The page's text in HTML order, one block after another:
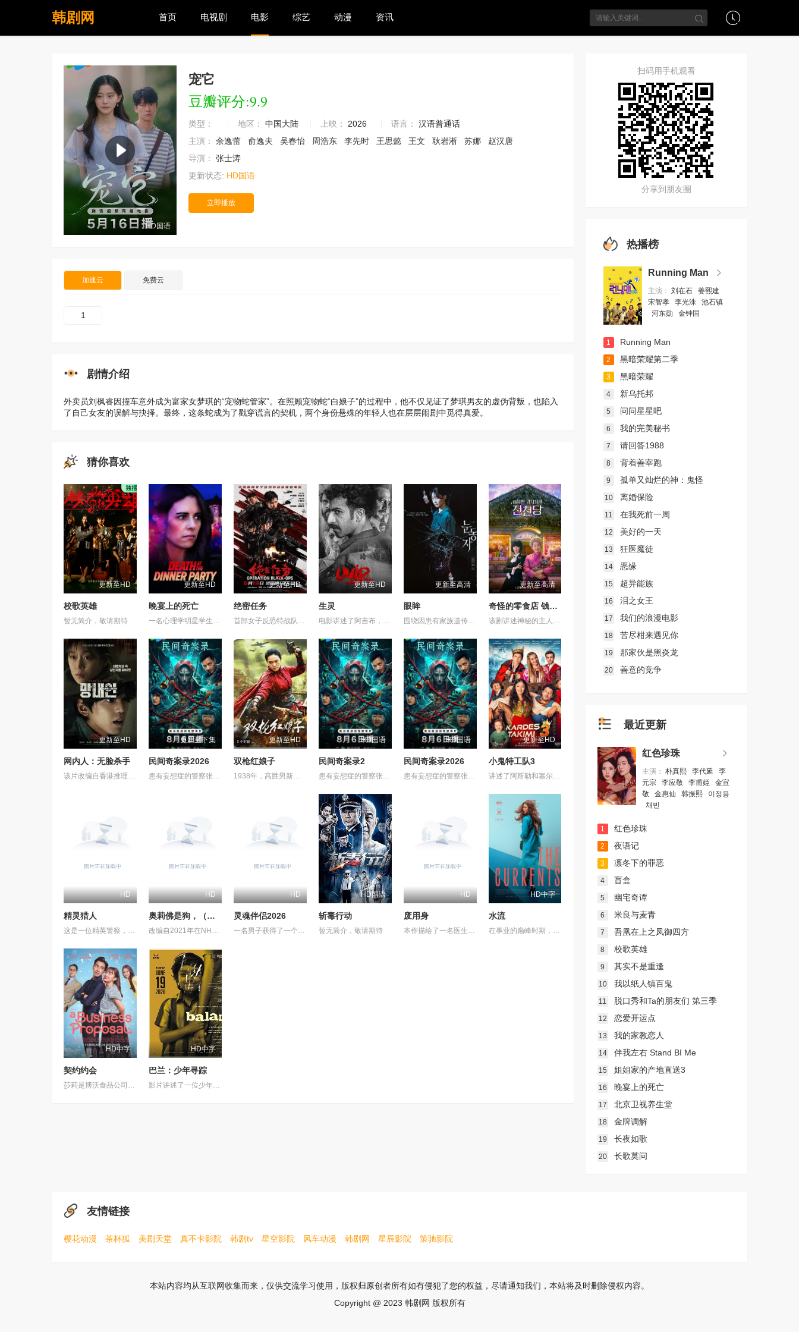
韩剧网 首页 电视剧 电影 综艺 动漫 资讯
HD国语
宠它
豆瓣评分:9.9
类型： 地区： 中国大陆 上映： 2026 语言：
汉语普通话
主演：
余逸蕾 俞逸夫 吴春怡 周浩东 李先时 王思懿 王文 耿岩淅 苏娜
赵汉唐
导演：
张士涛
更新状态: HD国语
立即播放
加速云 免费云
1
剧情介绍
外卖员刘枫睿因撞车意外成为富家女梦琪的“宠物蛇管家”。在照顾宠物蛇“白娘子”的过程中，他不仅见证了梦琪男友的虚伪背叛，也陷入
了自己女友的误解与抉择。最终，这条蛇成为了戳穿谎言的契机，两个身份悬殊的年轻人也在层层闹剧中觅得真爱。
猜你喜欢
更新至HD
校歌英雄
暂无简介，敬请期待
更新至HD
晚宴上的死亡
一名心理学明星学生在一次教师派对上死亡后，安德莉亚·吉布斯和她的儿子伊桑被卷入了著名教授艾伦·杰克逊的危险操纵之中——一个不惜一切代价掩盖真相的人。
更新至HD
绝密任务
首部女子反恐特战队电影，面对恐怖主义恶势力，“最飒女子反恐特战队”临危受命，精英队长陈梓静（于文文 饰）率队员金凤（卢靖姗 饰）、齐燕（蒋璐霞 饰）、宁宝儿（屈菁菁 饰）等全队出击，“绝密任务”限时12小时内完成！神秘人蝙蝠（余文乐 饰）笑里藏刀、正邪难辨，任务险度远超想象！机械骨骼铠甲装备、恐怖组织侵扰、病毒危机、导弹威胁轮番上阵……时间紧迫，危境当前，机智勇敢、巧战善战的她们能否绝地反击、力挽狂澜？
更新至HD
生灵
电影讲述了阿吉布，一名在坎努尔地区达玛达姆警察局实习的副督察的故事，根据真实事件改编。
更新至高清
眼眸
围绕因患有家族遗传病而导致视力逐渐丧失的摄影师瑞真展开。在面对跨越视力障碍、好不容易成为陶艺家却离奇身亡的双胞胎妹妹瑞音时，瑞真孤身一人踏上了挖掘死亡真相的道路，并在黑暗的边缘与隐藏的真相正面交锋。申敏儿在片中一人分饰两角。
更新至高清
奇怪的零食店 钱天堂
该剧讲述神秘的主人洪子卖能够实现人们愿望的神秘零食，以及人们来到那里展开一段魔法般的故事。
更新至HD
网内人：无脸杀手
更新至下集
民间奇案录2026
患有妄想症的警察张天盛遇上一起离奇的神像杀人事件，勘案过程中，牵引出“婴胎报仇”，“娘娘索命”等一连串妖异事件，张天盛虽被种种诡怪幻象阻碍，却坚信这是藏在迷信后的人为诡计，勇于向封建传统宣战，敢于破除流传已久的迷信糟粕，最终，在战胜妄想症的同时，成功还原真相，伸张正义。
更新至HD
双枪红娘子
1938年，高胜男新婚之日，丈夫被日军残害，父辈亦遭屠戮。她举枪聚义，屡袭敌寇威震四方，后得八路军指点决心投身革命。日军欲诱杀高胜男，她孤身赴战舍命换乡亲周全。千钧一发间，八路军突袭而至全歼敌寇，高胜男血染沙场，生死未卜……
HD国语
民间奇案录2
患有妄想症的警察张天盛遇上一起离奇的神像杀人事件，勘案过程中，牵引出“婴胎报仇”，“娘娘索命”等一连串妖异事件，张天盛虽被种种诡怪幻象阻碍，却坚信这是藏在迷信后的人为诡计，勇于向封建传统宣战，敢于破除流传已久的迷信糟粕，最终，在战胜妄想症的同时，成功还原真相，伸张正义。
HD国语
民间奇案录2026
患有妄想症的警察张天盛遇上一起离奇的神像杀人事件，勘案过程中，牵引出“婴胎报仇”，“娘娘索命”等一连串妖异事件，张天盛虽被种种诡怪幻象阻碍，却坚信这是藏在迷信后的人为诡计，勇于向封建传统宣战，敢于破除流传已久的迷信糟粕，最终，在战胜妄想症的同时，成功还原真相，伸张正义。
更新至HD
小鬼特工队3
HD
精灵猎人
这是一位精英警察，同时也是精灵猎手。在调查一系列血腥谋杀案的过程中，他面临着来自超自然界的威胁。为了维护两个世界的平衡，他必须与精灵之王展开一场激烈的战斗。
HD
奥莉佛是狗，（天哪！！）这家伙电影版
改编自2021年在NHK播出的同名剧集，只有狭间县警鉴识科警犬组的训犬员青叶一平（池松壮亮 饰）能够看到自己的警犬搭档奥莉佛（小田切让 饰）是一个沉溺于烟酒和女色的中年大叔，穿着狗狗布偶装（在其他人眼里，他是一只普通的狗）。
HD
灵魂伴侣2026
一名男子获得了一个人工智能机器人，以应对刚刚去世的妻子的去世。 为了创造一个真正有知觉的伴侣，他无意中把一个无害的爱情机器人变成了一个致命的灵魂伴侣。
HD国语
斩毒行动
暂无简介，敬请期待
HD
废用身
本作描绘了一名医生，因一种围绕“废用身”——因瘫痪等原因已无恢复可能的四肢——的治疗方法，而一步步踏入在追求理想的理性与疯狂之间摇摆的危险领域。在某座城镇的日间照护中心里，一种突破性的疗法在老年人之间悄然流传：对患者进行废用身切除后，不仅“身体和心情都变轻松了”，甚至“原本严厉的性格也变得温和”，出现了看似积极的副作用。听闻此事的编辑矢仓察觉到其可能为老年医疗带来革命性变革，遂向开发该疗法的院长漆原提出出书邀约。然而，关于该照护中心的内部举报被泄露至周刊杂志，加之患者家中发生的一起事件，事态骤然逆转，真相逐渐陷入黑暗。 本片改编自久坂部羊的同名原著小说。
HD中字
水流
在事业的巅峰时期，34岁的阿根廷造型师丽娜在瑞士的一场颁奖典礼后，被一种突如其来的冲动驱使。回到布宜诺斯艾利斯后，她什么也没说，但她内心深处似乎发生了某种变化——这种变化是安静且无形的，它悄然地解开了她以为自己早已抛在脑后的过去。
HD中字
契约约会
莎莉是博沃食品公司的食品分析师，如今陷入财务困境，她答应为挚友雅斯敏牵线搭桥，为她安排相亲。原来，雅斯敏的约会对象是乌塔玛，博沃食品公司的继承人，名声赫赫。乌塔玛本人也是在祖父博沃的坚持下才答应了相亲。乌塔玛要求莎莉继续这场相亲闹剧，以克服艾扬·博沃坚持要撮合的麻烦。现在，莎莉必须设法解决家庭经济问题，隐瞒自己博沃食品公司员工的身份，并成为乌塔玛的约会对象。
HD中字
巴兰：少年寻踪
影片讲述了一位少年在动荡的童年中长大，母亲又突然失踪后，他踏上了寻母之旅。这不仅是对母亲下落的追寻，更是他探寻身世真相、寻求内心释怀的过程。
扫码用手机观看
分享到朋友圈
热播榜
Running Man
主演： 刘在石
姜熙建
宋智孝
李光洙
池石镇
河东勋
金钟国
1 Running Man
2 黑暗荣耀第二季
3 黑暗荣耀
4 新乌托邦
5 问问星星吧
6 我的完美秘书
7 请回答1988
8 背着善宰跑
9 孤单又灿烂的神：鬼怪
10 离婚保险
11 在我死前一周
12 美好的一天
13 狂医魔徒
14 恶缘
15 超异能族
16 泪之女王
17 我们的浪漫电影
18 苦尽柑来遇见你
19 那家伙是黑炎龙
20 善意的竞争
最近更新
红色珍珠
主演： 朴真熙 李代延
李
元宗
李应敬 李甫姫
金宣
敬
金惠仙 韩振熙
이정용
채빈
1 红色珍珠
2 夜语记
3 凛冬下的罪恶
4 盲盒
5 幽宅奇谭
6 米良与麦青
7 吾凰在上之凤御四方
8 校歌英雄
9 其实不是重逢
10 我以纸人镇百鬼
11 脱口秀和Ta的朋友们 第三季
12 恋爱开运点
13 我的家教恋人
14 伴我左右 Stand BI Me
15 姐姐家的产地直送3
16 晚宴上的死亡
17 北京卫视养生堂
18 金牌调解
19 长夜如歌
20 长歌莫问
友情链接
樱花动漫 茶杯狐 美剧天堂 真不卡影院 韩剧tv 星空影院 风车动漫 韩剧网 星辰影院 策驰影院
本站内容均从互联网收集而来，仅供交流学习使用，版权归原创者所有如有侵犯了您的权益，尽请通知我们，本站将及时删除侵权内容。
Copyright @ 2023 韩剧网 版权所有